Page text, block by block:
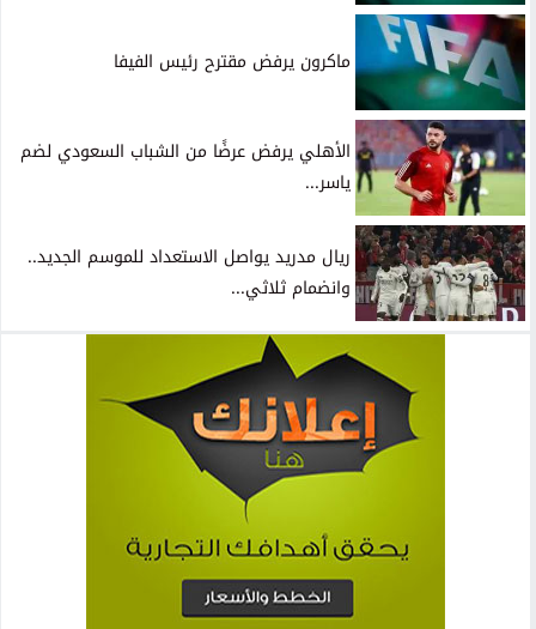
ماكرون يرفض مقترح رئيس الفيفا
الأهلي يرفض عرضًا من الشباب السعودي لضم
ياسر...
ريال مدريد يواصل الاستعداد للموسم الجديد..
وانضمام ثلاثي...